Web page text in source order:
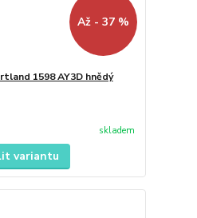
Až - 37 %
1598 AY3D hnědý
skladem
variantu